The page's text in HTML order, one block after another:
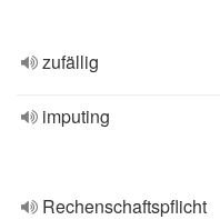
zufällig
imputing
Rechenschaftspflicht